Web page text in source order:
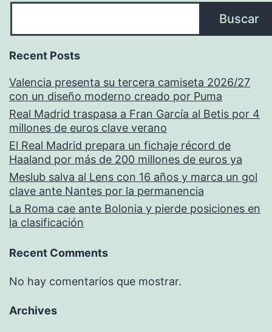
Buscar
Recent Posts
Valencia presenta su tercera camiseta 2026/27
con un diseño moderno creado por Puma
Real Madrid traspasa a Fran García al Betis por 4
millones de euros clave verano
El Real Madrid prepara un fichaje récord de
Haaland por más de 200 millones de euros ya
Meslub salva al Lens con 16 años y marca un gol
clave ante Nantes por la permanencia
La Roma cae ante Bolonia y pierde posiciones en
la clasificación
Recent Comments
No hay comentarios que mostrar.
Archives